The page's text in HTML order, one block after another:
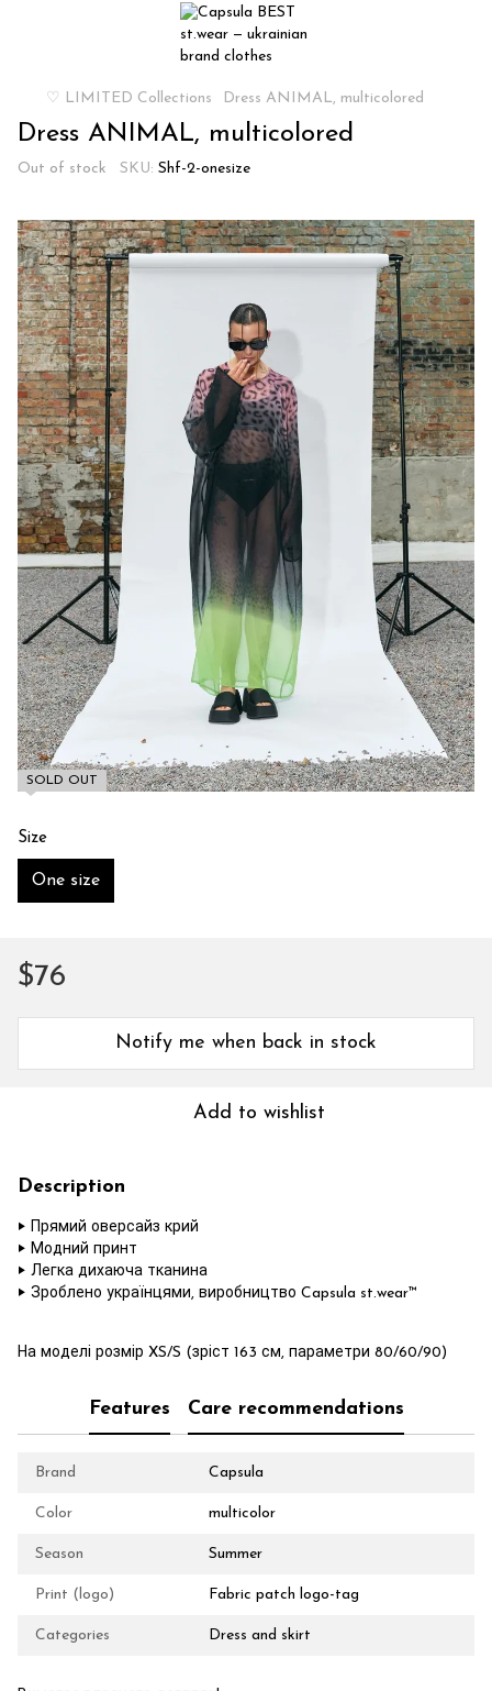
♡ LIMITED Collections Dress ANIMAL, multicolored
Dress ANIMAL, multicolored
Out of stock SKU: Shf-2-onesize
SOLD OUT
Size
One size
$76
Notify me when back in stock
Add to wishlist
Description
‣ Прямий оверсайз крий
‣ Модний принт
‣ Легка дихаюча тканина
‣ Зроблено українцями, виробництво Capsula st.wear™
На моделі розмір XS/S (зріст 163 см, параметри 80/60/90)
Features Care recommendations
Brand Capsula
Color multicolor
Season Summer
Print (logo) Fabric patch logo-tag
Categories Dress and skirt